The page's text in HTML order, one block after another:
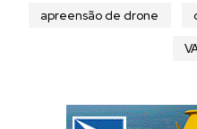
apreensão de drone